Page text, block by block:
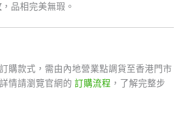
，品相完美無瑕。
購款式，需由內地營業點調貨至香港門市
情請瀏覽官網的 訂購流程 ，了解完整步